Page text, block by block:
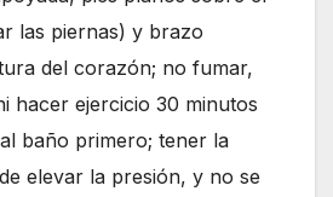
las piernas) y brazo
del corazón; no fumar,
hacer ejercicio 30 minutos
baño primero; tener la
elevar la presión, y no se